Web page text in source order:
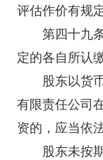
评估作价有规
第四十九条
定的各自所认
股东以货币
有限责任公司
资的，应当依
股东未按期